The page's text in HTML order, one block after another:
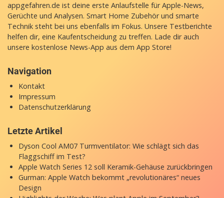
appgefahren.de ist deine erste Anlaufstelle für Apple-News,
Gerüchte und Analysen. Smart Home Zubehör und smarte
Technik steht bei uns ebenfalls im Fokus. Unsere Testberichte
helfen dir, eine Kaufentscheidung zu treffen. Lade dir auch
unsere kostenlose News-App aus dem App Store!
Navigation
Kontakt
Impressum
Datenschutzerklärung
Letzte Artikel
Dyson Cool AM07 Turmventilator: Wie schlägt sich das
Flaggschiff im Test?
Apple Watch Series 12 soll Keramik-Gehäuse zurückbringen
Gurman: Apple Watch bekommt „revolutionäres“ neues
Design